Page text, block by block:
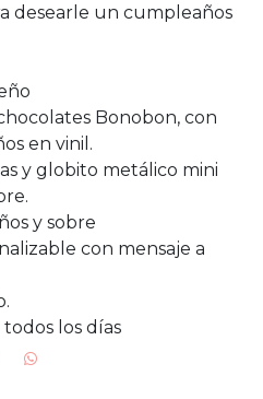
desearle un cumpleaños
Bonobon, con
en vinil.
y globito metálico mini
y sobre
con mensaje a
los días